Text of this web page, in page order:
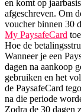
en komt op
afgeschreven. Om
voucher binnen 30
My PaysafeCard
Hoe de
Wanneer je een
dagen na aankoop
gebruiken en het
de PaysafeCard
na die periode
Zodra de 30 dagen